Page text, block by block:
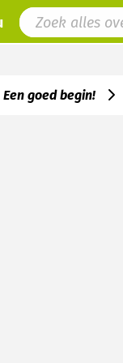
Een goed begin!